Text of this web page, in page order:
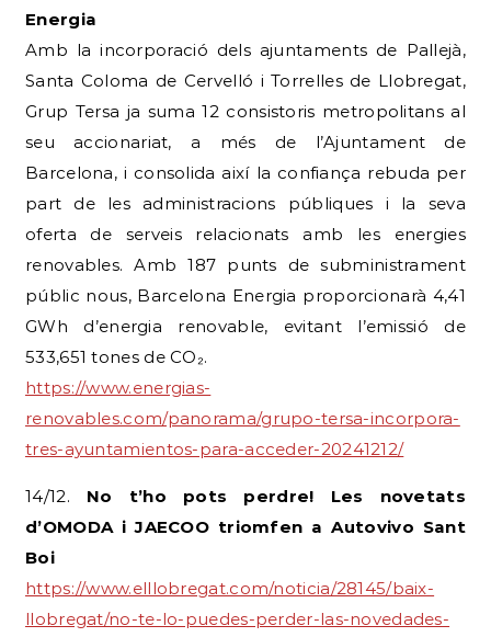
Energia
Amb la incorporació dels ajuntaments de Pallejà,
Santa Coloma de Cervelló i Torrelles de Llobregat,
Grup Tersa ja suma 12 consistoris metropolitans al
seu accionariat, a més de l’Ajuntament de
Barcelona, ​​i consolida així la confiança rebuda per
part de les administracions públiques i la seva
oferta de serveis relacionats amb les energies
renovables. Amb 187 punts de subministrament
públic nous, Barcelona Energia proporcionarà 4,41
GWh d’energia renovable, evitant l’emissió de
533,651 tones de CO₂.
https://www.energias-
renovables.com/panorama/grupo-tersa-incorpora-
tres-ayuntamientos-para-acceder-20241212/
14/12. No t’ho pots perdre! Les novetats
d’OMODA i JAECOO triomfen a Autovivo Sant
Boi
https://www.elllobregat.com/noticia/28145/baix-
llobregat/no-te-lo-puedes-perder-las-novedades-